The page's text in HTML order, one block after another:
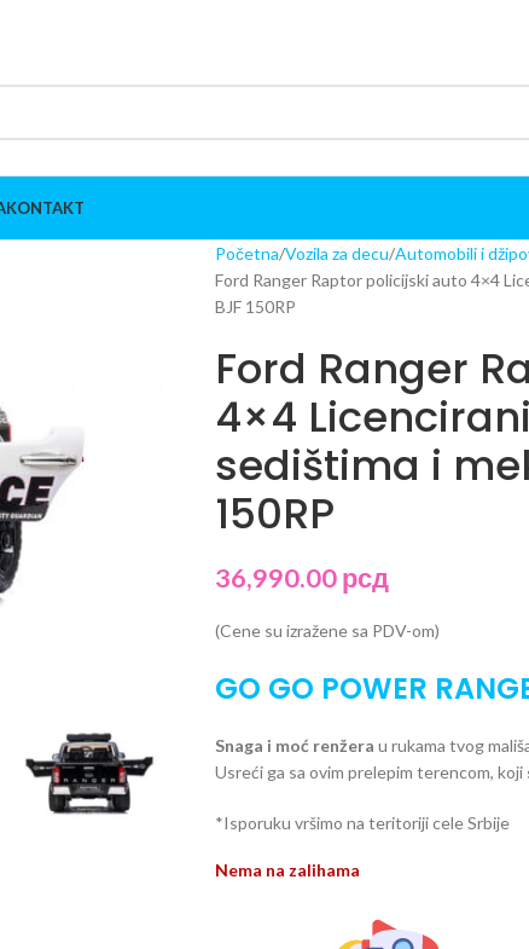
KONTAKT
Početna Vozila za decu Automobili i
Ford Ranger Raptor policijski auto 4×4
BJF 150RP
Ford Ranger
4×4
sedištima i
150RP
36,990.00рсд
(Cene su izražene sa PDV-om)
GO GO POWER
Snaga i moć renžera u rukama tvog
Usreći ga sa ovim prelepim terencom, koji
*Isporuku vršimo na teritoriji cele Srbije
Nema na zalihama